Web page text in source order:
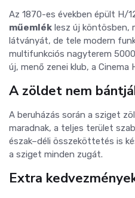
Az 1870-es években épült H/
műemlék lesz új köntösben,
látványát, de tele modern
multifunkciós nagyterem
új, menő zenei klub, a Cinema
A zöldet nem
A beruházás során a sziget
maradnak, a teljes terület
észak–déli összeköttetés is
a sziget minden zugát.
Extra